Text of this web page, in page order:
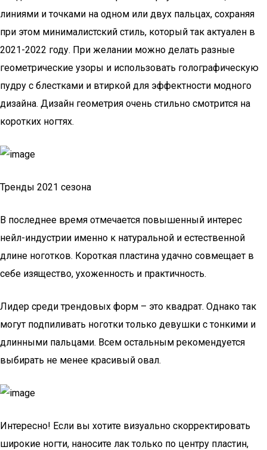
линиями и точками на одном или двух пальцах, сохраняя
при этом минималистский стиль, который так актуален в
2021-2022 году. При желании можно делать разные
геометрические узоры и использовать голографическую
пудру с блестками и втиркой для эффектности модного
дизайна. Дизайн геометрия очень стильно смотрится на
коротких ногтях.
Тренды 2021 сезона
В последнее время отмечается повышенный интерес
нейл-индустрии именно к натуральной и естественной
длине ноготков. Короткая пластина удачно совмещает в
себе изящество, ухоженность и практичность.
Лидер среди трендовых форм – это квадрат. Однако так
могут подпиливать ноготки только девушки с тонкими и
длинными пальцами. Всем остальным рекомендуется
выбирать не менее красивый овал.
Интересно! Если вы хотите визуально скорректировать
широкие ногти, наносите лак только по центру пластин,